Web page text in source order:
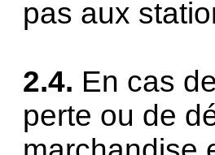
pas aux
2.4. En cas
perte ou de